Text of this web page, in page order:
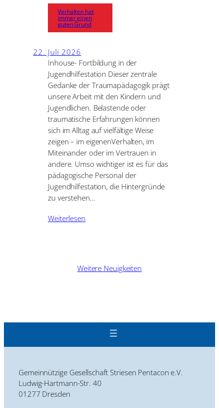
Verhalten hat
immer einen
guten Grund
22. Juli 2026
Inhouse- Fortbildung in der
Jugendhilfestation Dieser zentrale
Gedanke der Traumapädagogik prägt
unsere Arbeit mit den Kindern und
Jugendlichen. Belastende oder
traumatische Erfahrungen können
sich im Alltag auf vielfältige Weise
zeigen – im eigenenVerhalten, im
Miteinander oder im Vertrauen in
andere. Umso wichtiger ist es für das
pädagogische Personal der
Jugendhilfestation, die Hintergründe
zu verstehen…
Weiterlesen
Weitere Neuigkeiten
Gemeinnützige Gesellschaft Striesen Pentacon e.V.
Ludwig-Hartmann-Str. 40
01277 Dresden